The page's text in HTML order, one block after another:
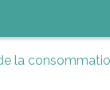
la